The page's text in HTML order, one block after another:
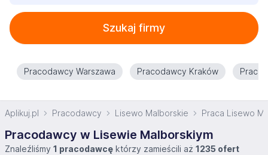
Szukaj firmy
Pracodawcy Warszawa Pracodawcy Kraków
Aplikuj.pl Pracodawcy Lisewo Malborskie Praca Lisewo
Pracodawcy w Lisewie Malborskiym
Znaleźliśmy 1 pracodawcę którzy zamieścili aż 1235 ofert